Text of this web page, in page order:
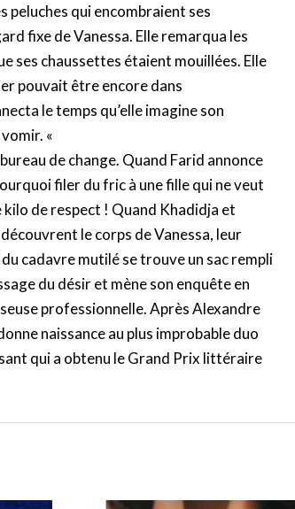
qui encombraient ses
fixe de Vanessa. Elle remarqua les
ses chaussettes étaient mouillées. Elle
pouvait être encore dans
le temps qu’elle imagine son
«
de change. Quand Farid annonce
filer du fric à une fille qui ne veut
kilo de respect ! Quand Khadidja et
le corps de Vanessa, leur
cadavre mutilé se trouve un sac rempli
du désir et mène son enquête en
professionnelle. Après Alexandre
naissance au plus improbable duo
qui a obtenu le Grand Prix littéraire